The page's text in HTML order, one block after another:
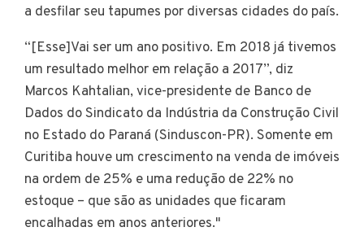
a desfilar seu tapumes por diversas cidades do país.
“[Esse]Vai ser um ano positivo. Em 2018 já tivemos
um resultado melhor em relação a 2017”, diz
Marcos Kahtalian, vice-presidente de Banco de
Dados do Sindicato da Indústria da Construção Civil
no Estado do Paraná (Sinduscon-PR). Somente em
Curitiba houve um crescimento na venda de imóveis
na ordem de 25% e uma redução de 22% no
estoque – que são as unidades que ficaram
encalhadas em anos anteriores."